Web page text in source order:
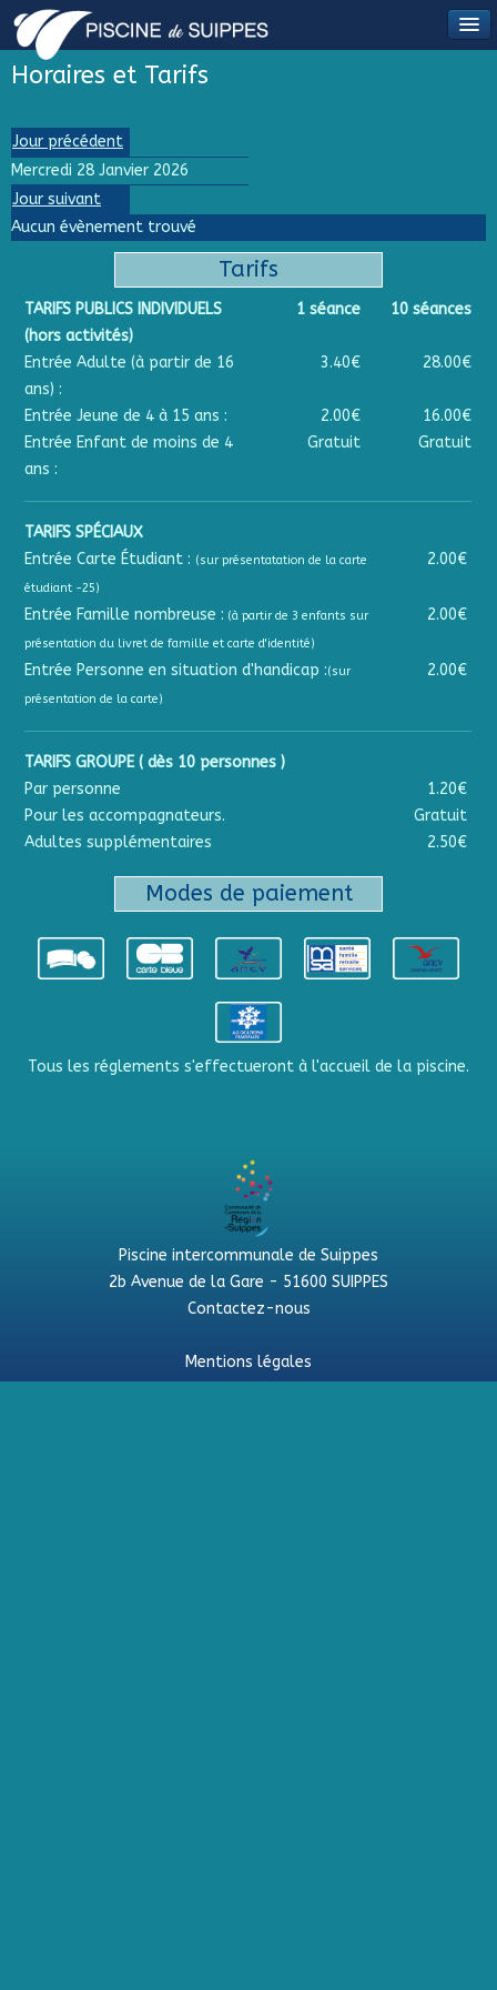
Horaires et Tarifs
Jour précédent
Mercredi 28 Janvier 2026
Jour suivant
Aucun évènement trouvé
Tarifs
TARIFS PUBLICS INDIVIDUELS
(hors activités)
1 séance 10 séances
Entrée Adulte (à partir de 16
ans) :
3.40€ 28.00€
Entrée Jeune de 4 à 15 ans : 2.00€
16.00€
Entrée Enfant de moins de 4
ans :
Gratuit Gratuit
TARIFS SPÉCIAUX
Entrée Carte Étudiant : (sur présentatation de la carte
étudiant -25)
2.00€
Entrée Famille nombreuse : (à partir de 3 enfants sur
présentation du livret de famille et carte d'identité)
2.00€
Entrée Personne en situation d'handicap :(sur
présentation de la carte)
2.00€
TARIFS GROUPE ( dès 10 personnes )
Par personne
1.20€
Pour les accompagnateurs.
Gratuit
Adultes supplémentaires
2.50€
Modes de paiement
Tous les réglements s'effectueront à l'accueil de la piscine.
Piscine intercommunale de Suippes
2b Avenue de la Gare - 51600 SUIPPES
Contactez-nous
Mentions légales